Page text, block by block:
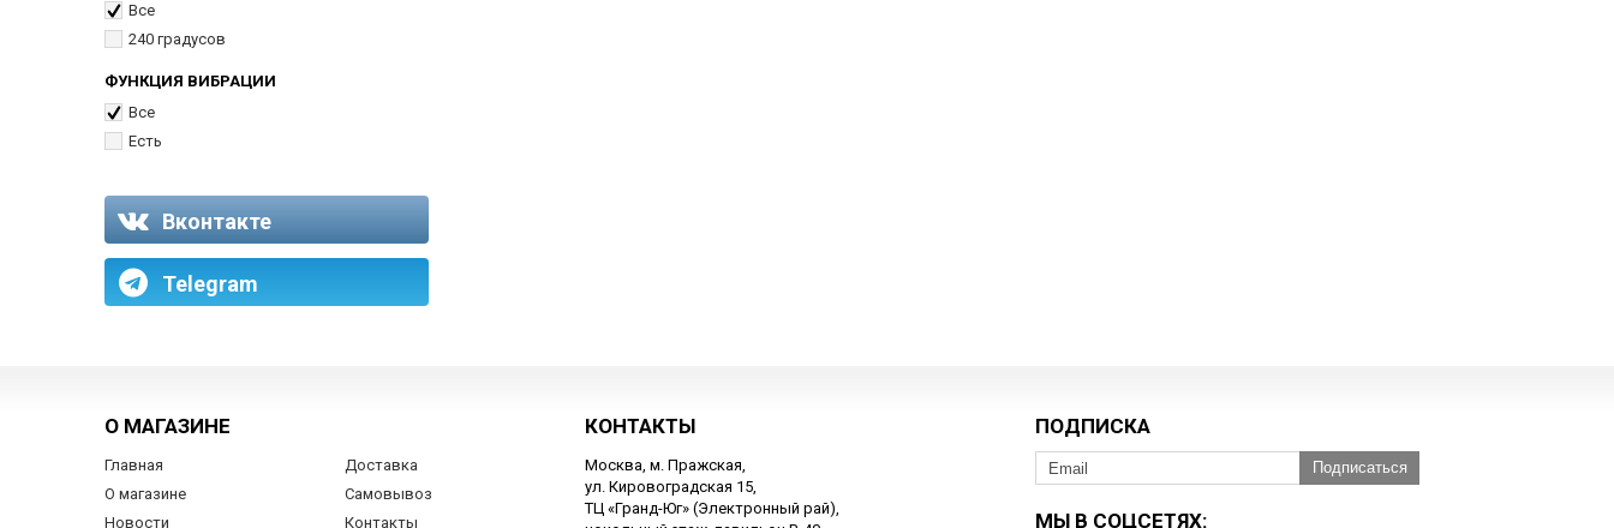
Все
240 градусов
ФУНКЦИЯ ВИБРАЦИИ
Все
Есть
Вконтакте
Telegram
О МАГАЗИНЕ
Главная
О магазине
Новости
Доставка
Самовывоз
Контакты
КОНТАКТЫ
Москва, м. Пражская,
ул. Кировоградская 15,
ТЦ «Гранд-Юг» (Электронный рай),
ПОДПИСКА
Подписаться
МЫ В СОЦСЕТЯХ: